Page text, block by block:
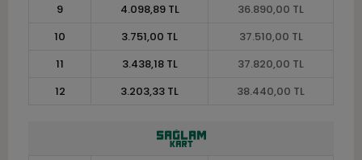
9
4.098,89 TL
36.890,00 TL
10
3.751,00 TL
37.510,00 TL
11
3.438,18 TL
37.820,00 TL
12
3.203,33 TL 38.440,00 TL